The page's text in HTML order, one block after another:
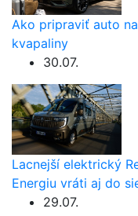
Ako pripraviť auto
kvapaliny
30.07.
Lacnejší elektrický
Energiu vráti aj do
29.07.